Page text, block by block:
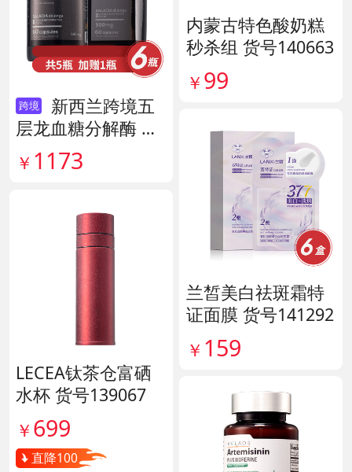
跨境
新西兰跨境五
层龙血糖分解酶 货
号138890
￥ 1173
LECEA钛茶仓富硒
水杯 货号139067
￥ 699
直降100
内蒙古特色酸奶糕
秒杀组 货号140663
￥ 99
兰皙美白祛斑霜特
证面膜 货号141292
￥ 159